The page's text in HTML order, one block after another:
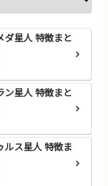
ダ星人 特徴まと
ン星人 特徴まと
ルス星人 特徴ま